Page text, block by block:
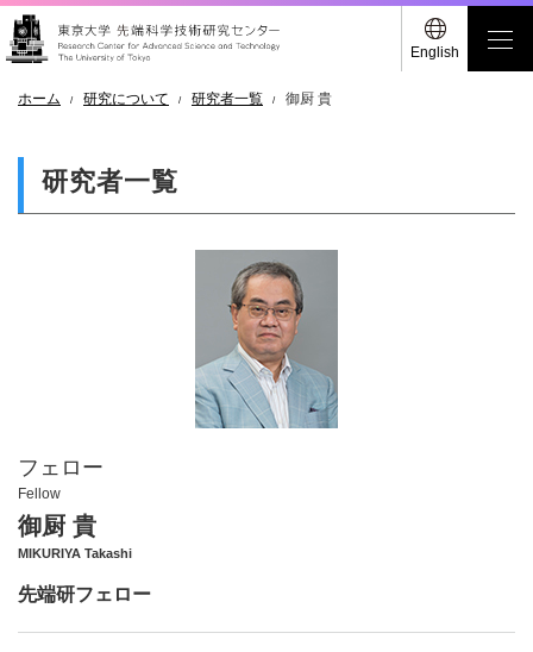
English
ホーム 研究について 研究者一覧 御厨 貴
研究者一覧
フェロー
Fellow
御厨 貴
MIKURIYA Takashi
先端研フェロー